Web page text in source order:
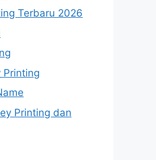
Terbaru 2026
Printing
Printing dan